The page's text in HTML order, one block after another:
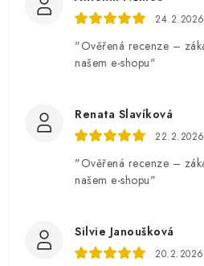
24.2.2026
"Ověřená recenze –
našem e-shopu"
Renata Slavíková
22.2.2026
"Ověřená recenze –
našem e-shopu"
Silvie Janoušková
20.2.2026